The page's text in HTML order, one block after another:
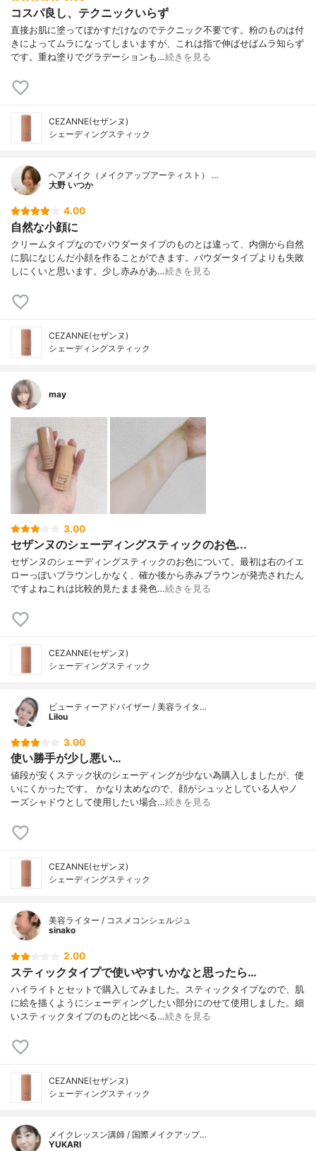
コスパ良し、テクニックいらず
直接お肌に塗ってぼかすだけなのでテクニック不要です。粉のものは付
きによってムラになってしまいますが、これは指で伸ばせばムラ知らず
です。重ね塗りでグラデーションも…続きを見る
CEZANNE(セザンヌ)
シェーディングスティック
ヘアメイク（メイクアップアーティスト） …
大野 いつか
4.00
自然な小顔に
クリームタイプなのでパウダータイプのものとは違って、内側から自然
に肌になじんだ小顔を作ることができます。パウダータイプよりも失敗
しにくいと思います。少し赤みがあ…続きを見る
CEZANNE(セザンヌ)
シェーディングスティック
may
3.00
セザンヌのシェーディングスティックのお色...
セザンヌのシェーディングスティックのお色について。最初は右のイエ
ローっぽいブラウンしかなく、確か後から赤みブラウンが発売されたん
ですよねこれは比較的見たまま発色…続きを見る
CEZANNE(セザンヌ)
シェーディングスティック
ビューティーアドバイザー / 美容ライタ…
Lilou
3.00
使い勝手が少し悪い…
値段が安くステック状のシェーディングが少ない為購入しましたが、使
いにくかったです。 かなり太めなので、顔がシュッとしている人やノ
ーズシャドウとして使用したい場合…続きを見る
CEZANNE(セザンヌ)
シェーディングスティック
美容ライター / コスメコンシェルジュ
sinako
2.00
スティックタイプで使いやすいかなと思ったら…
ハイライトとセットで購入してみました。スティックタイプなので、肌
に絵を描くようにシェーディングしたい部分にのせて使用しました。細
いスティックタイプのものと比べる…続きを見る
CEZANNE(セザンヌ)
シェーディングスティック
メイクレッスン講師 / 国際メイクアップ…
YUKARI